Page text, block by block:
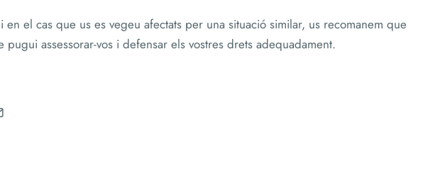
en el cas que us es vegeu afectats per una situació similar, us recomanem que
pugui assessorar-vos i defensar els vostres drets adequadament.